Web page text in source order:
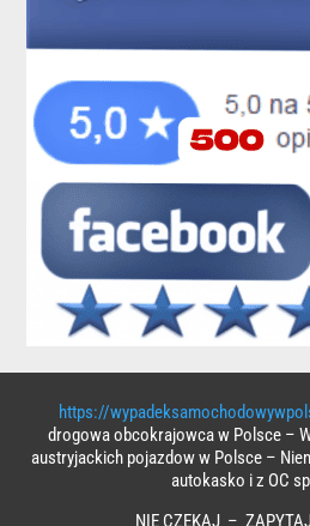
https://
drogowa obcokrajowca w Polsce –
austryjackich pojazdow w Polsce –
autokasko i z OC
NIE CZEKAJ –